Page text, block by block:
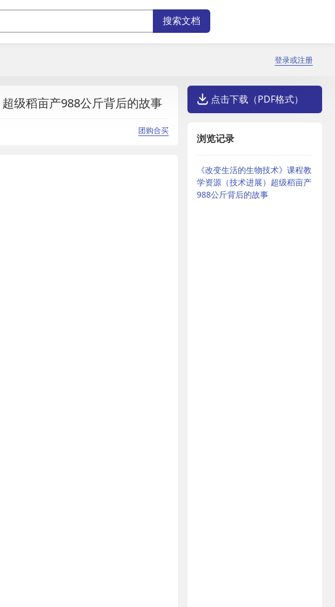
登录或注册
级稻亩产988公斤背后的故事
团购合买
点击下载（PDF格式）
浏览记录
《改变生活的生物技术》课程教
学资源（技术进展）超级稻亩产
988公斤背后的故事